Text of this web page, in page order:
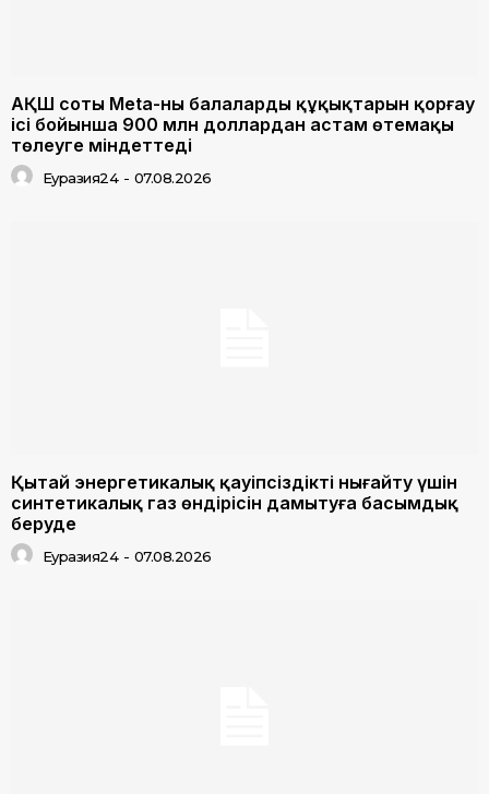
АҚШ соты Meta-ны балалардың құқықтарын қорғау
ісі бойынша 900 млн доллардан астам өтемақы
төлеуге міндеттеді
Еуразия24 - 07.08.2026
Қытай энергетикалық қауіпсіздікті нығайту үшін
синтетикалық газ өндірісін дамытуға басымдық
беруде
Еуразия24 - 07.08.2026